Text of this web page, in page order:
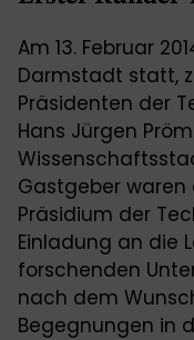
Am 13. Februar
Darmstadt statt,
Präsidenten der
Hans Jürgen
Gastgeber
Präsidium der
Einladung an die
forschenden
nach dem
Begegnungen in